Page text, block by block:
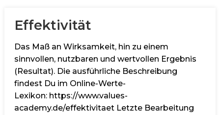
Effektivität
Das Maß an Wirksamkeit, hin zu einem
sinnvollen, nutzbaren und wertvollen Ergebnis
(Resultat). Die ausführliche Beschreibung
findest Du im Online-Werte-
Lexikon: https://www.values-
academy.de/effektivitaet Letzte Bearbeitung